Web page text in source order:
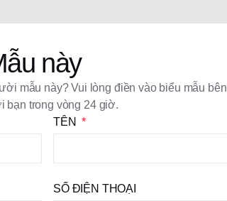
này
mẫu này? Vui lòng điền vào biểu mẫu bên
bạn trong vòng 24 giờ.
TÊN
SỐ ĐIỆN THOẠI